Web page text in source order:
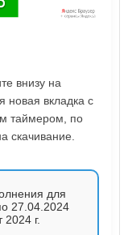
внизу на
новая вкладка с
таймером, по
скачивание.
для
27.04.2024
г.